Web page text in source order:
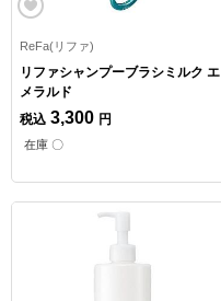
ReFa(リファ)
リファシャンプーブラシミルク エ
メラルド
税込 3,300 円
在庫 〇